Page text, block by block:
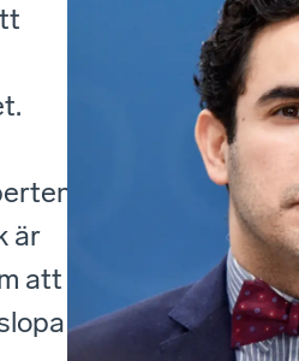
är
att